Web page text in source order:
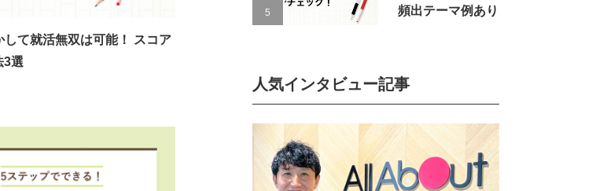
して就活無双は可能！ スコア
3選
頻出テーマ例あり
人気インタビュー記事